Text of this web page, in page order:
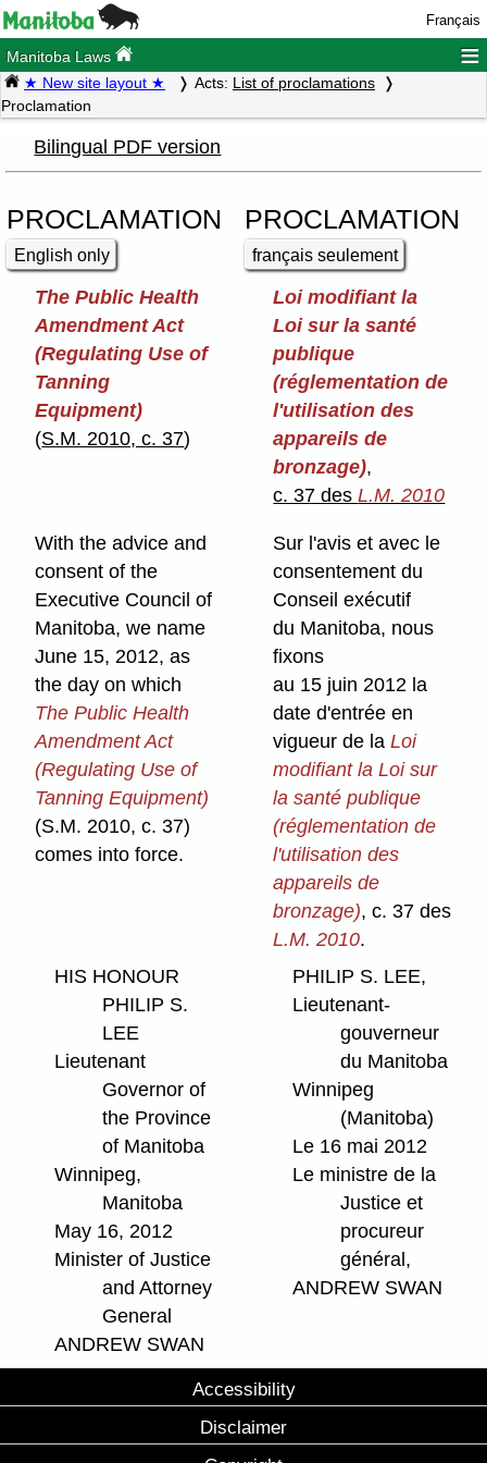
Français
Manitoba Laws ≡
★ New site layout ★ Acts: List of proclamations
Proclamation
Bilingual PDF version
PROCLAMATION
English only
PROCLAMATION
français seulement
The Public Health
Amendment Act
(Regulating Use of
Tanning
Equipment)
(S.M. 2010, c. 37)
Loi modifiant la
Loi sur la santé
publique
(réglementation de
l'utilisation des
appareils de
bronzage),
c. 37 desL.M. 2010
With the advice and
consent of the
Executive Council of
Manitoba, we name
June 15, 2012, as
the day on which
The Public Health
Amendment Act
(Regulating Use of
Tanning Equipment)
(S.M. 2010, c. 37)
comes into force.
Sur l'avis et avec le
consentement du
Conseil exécutif
du Manitoba, nous
fixons
au 15 juin 2012 la
date d'entrée en
vigueur de laLoi
modifiant la Loi sur
la santé publique
(réglementation de
l'utilisation des
appareils de
bronzage), c. 37 des
L.M. 2010.
HIS HONOUR
PHILIP S.
LEE
Lieutenant
Governor of
the Province
of Manitoba
Winnipeg,
Manitoba
May 16, 2012
Minister of Justice
and Attorney
General
ANDREW SWAN
PHILIP S. LEE,
Lieutenant-
gouverneur
du Manitoba
Winnipeg
(Manitoba)
Le 16 mai 2012
Le ministre de la
Justice et
procureur
général,
ANDREW SWAN
Accessibility
Disclaimer